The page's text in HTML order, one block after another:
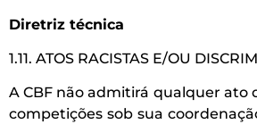
Diretriz técnica
1.11. ATOS RACISTAS E/OU
A CBF não admitirá qualquer ato
competições sob sua